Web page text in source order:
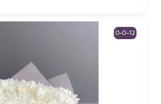
0-0-12